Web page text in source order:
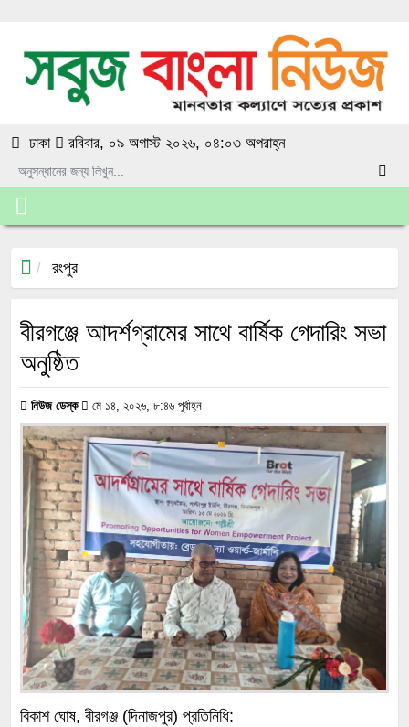
ঢাকা রবিবার, ০৯ অগাস্ট ২০২৬, ০৪:০৩ অপরাহ্ন
রংপুর
বীরগঞ্জে আদর্শগ্রামের সাথে বার্ষিক গেদারিং সভা
অনুষ্ঠিত
নিউজ ডেস্ক মে ১৪, ২০২৬, ৮:৪৬ পূর্বাহ্ন
বিকাশ ঘোষ, বীরগঞ্জ (দিনাজপুর) প্রতিনিধি: